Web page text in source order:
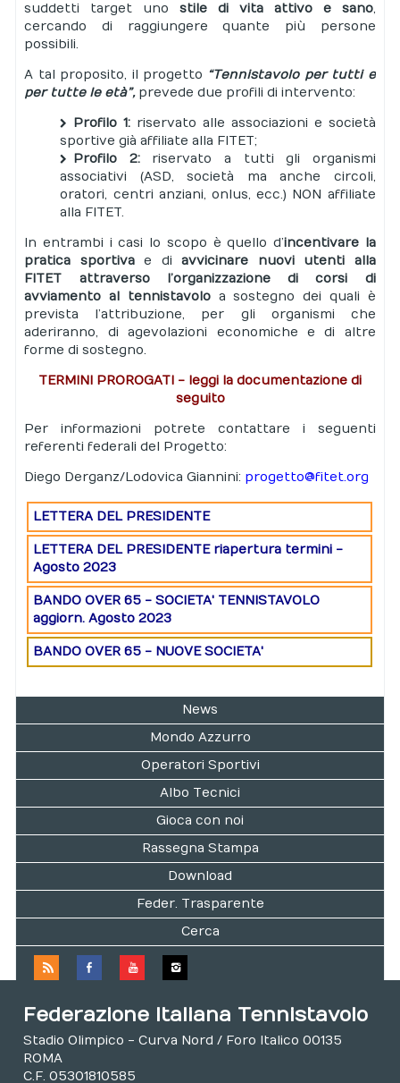
suddetti target unostile di vita attivo e sano,
cercando di raggiungere quante più persone
possibili.
A tal proposito, il progetto “Tennistavolo per tutti e
per tutte le età”, prevede due profili di intervento:
Profilo 1: riservato alle associazioni e società
sportive già affiliate alla FITET;
Profilo 2: riservato a tutti gli organismi
associativi (ASD, società ma anche circoli,
oratori, centri anziani, onlus, ecc.) NON affiliate
alla FITET.
In entrambi i casi lo scopo è quello d’incentivare la
pratica sportivae diavvicinare nuovi utenti alla
FITET
attraverso l’organizzazione di corsi di
avviamento al tennistavoloa sostegno dei quali è
prevista l’attribuzione, per gli organismi che
aderiranno, di agevolazioni economiche e di altre
forme di sostegno.
TERMINI PROROGATI - leggi la documentazione di
seguito
Per informazioni potrete contattare i seguenti
referenti federali del Progetto:
Diego Derganz/Lodovica Giannini: progetto@fitet.org
LETTERA DEL PRESIDENTE
LETTERA DEL PRESIDENTE riapertura termini -
Agosto 2023
BANDO OVER 65 - SOCIETA' TENNISTAVOLO
aggiorn. Agosto 2023
BANDO OVER 65 - NUOVE SOCIETA'
News
Mondo Azzurro
Operatori Sportivi
Albo Tecnici
Gioca con noi
Rassegna Stampa
Download
Feder. Trasparente
Cerca
Federazione Italiana Tennistavolo
Stadio Olimpico - Curva Nord / Foro Italico 00135
ROMA
C.F. 05301810585